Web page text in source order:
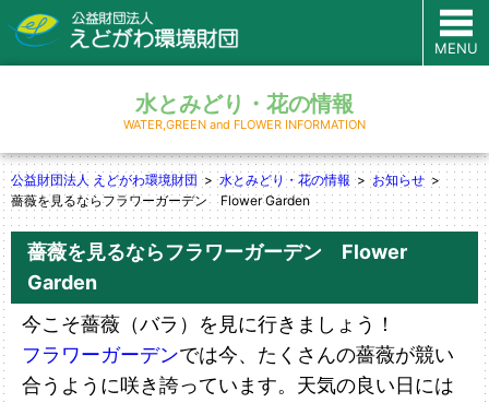
MENU
水とみどり・花の情報
WATER,GREEN and FLOWER INFORMATION
公益財団法人 えどがわ環境財団 水とみどり・花の情報
お知らせ
薔薇を見るならフラワーガーデン Flower Garden
薔薇を見るならフラワーガーデン Flower
Garden
今こそ薔薇（バラ）を見に行きましょう！
フラワーガーデンでは今、たくさんの薔薇が競い
合うように咲き誇っています。天気の良い日には